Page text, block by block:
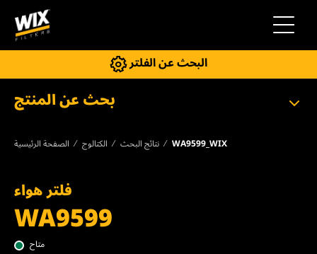
التنقل
البحث عن الفلتر
بحث عن المنتج
الصفحة الرئيسية الكتالوج نتائج البحث WA9599_WIX
فلتر هواء
WA9599
متاح